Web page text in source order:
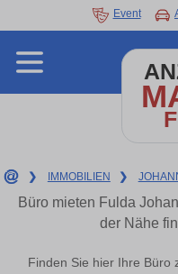
Event
❯ IMMOBILIEN ❯
Büro mieten Fulda
der Nähe
Finden Sie hier Ihre Büro